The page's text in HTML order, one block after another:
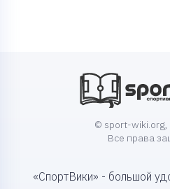
© sport-wiki.org,
Все права
«СпортВики» - большой